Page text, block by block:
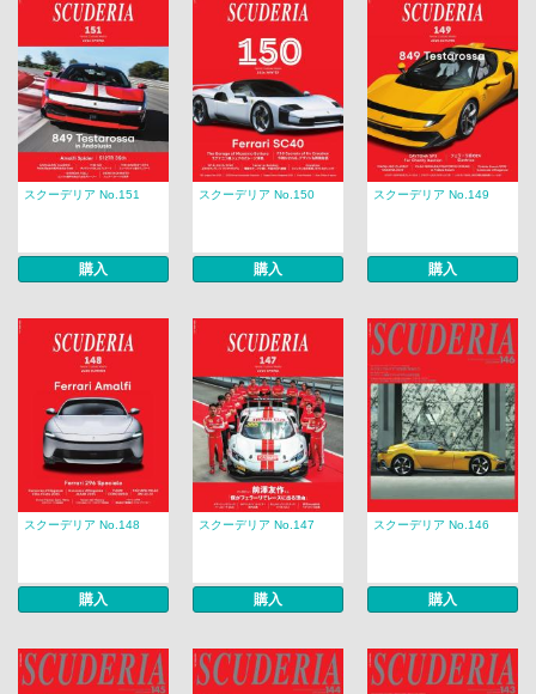
スクーデリア No.151
購入
スクーデリア No.150
購入
スクーデリア No.149
購入
スクーデリア No.148
購入
スクーデリア No.147
購入
スクーデリア No.146
購入